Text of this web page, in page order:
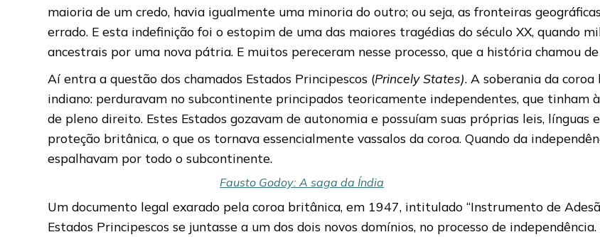
maioria de um credo, havia igualmente uma minoria do outro; ou seja, as fronteiras
errado. E esta indefinição foi o estopim de uma das maiores tragédias do século XX, quando
ancestrais por uma nova pátria. E muitos pereceram nesse processo, que a história chamou de
Aí entra a questão dos chamados Estados Principescos (Princely States). A soberania da
indiano: perduravam no subcontinente principados teoricamente independentes, que tinham
de pleno direito. Estes Estados gozavam de autonomia e possuíam suas próprias leis,
proteção britânica, o que os tornava essencialmente vassalos da coroa. Quando da
espalhavam por todo o subcontinente.
Fausto Godoy: A saga da Índia
Um documento legal exarado pela coroa britânica, em 1947, intitulado “Instrumento de
Estados Principescos se juntasse a um dos dois novos domínios, no processo de